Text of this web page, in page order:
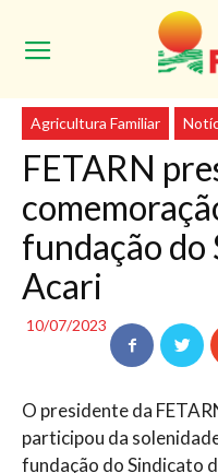
Agricultura Familiar
FETARN
fundação do
Acari
10/07/2023
O presidente da
participou da
fundação do Sindicato